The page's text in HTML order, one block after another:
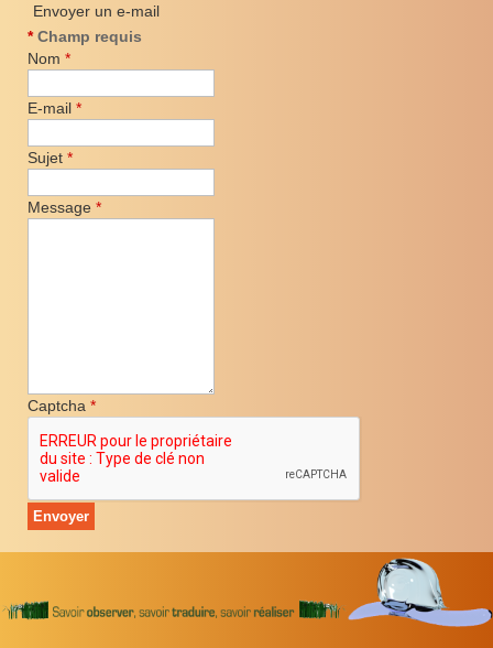
Envoyer un e-mail
*Champ requis
Nom *
E-mail *
Sujet *
Message *
Captcha *
Envoyer